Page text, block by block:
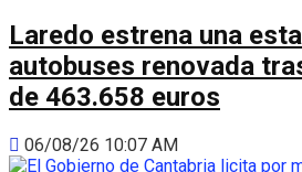
Laredo estrena una
autobuses renovada
de 463.658 euros
06/08/26 10:07 AM